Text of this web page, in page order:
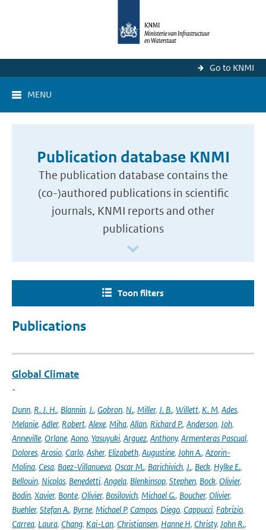
Go to KNMI
MENU
Publication database KNMI
The publication database contains the
(co-)authored publications in scientific
journals, KNMI reports and other
publications
Toon filters
Publications
Global Climate
-
Dunn, R. J. H., Blannin, J., Gobron, N., Miller, J. B., Willett, K. M, Ades,
Melanie, Adler, Robert, Alexe, Miha, Allan, Richard P., Anderson, Joh,
Anneville, Orlane, Aono, Yasuyuki, Arguez, Anthony, Armenteras Pascual,
Dolores, Arosio, Carlo, Asher, Elizabeth, Augustine, John A., Azorin-
Molina, Cesa, Baez-Villanueva, Oscar M., Barichivich, J., Beck, Hylke E.,
Bellouin, Nicolas, Benedetti, Angela, Blenkinsop, Stephen, Bock, Olivier,
Bodin, Xavier, Bonte, Olivier, Bosilovich, Michael G., Boucher, Olivier,
Buehler, Stefan A., Byrne, Michael P, Campos, Diego, Cappucci, Fabrizio,
Carrea, Laura, Chang, Kai-Lan, Christiansen, Hanne H, Christy, John R.,